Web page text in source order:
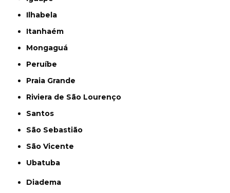
Ilhabela
Itanhaém
Mongaguá
Peruíbe
Praia Grande
Riviera de São Lourenço
Santos
São Sebastião
São Vicente
Ubatuba
Diadema